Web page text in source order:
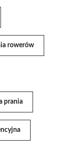
rowerów
prania